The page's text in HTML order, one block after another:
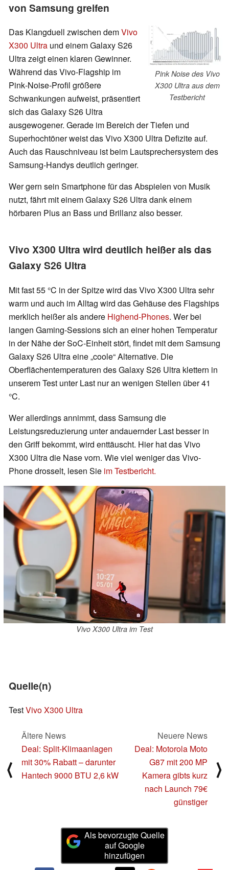
von Samsung greifen
Pink Noise des Vivo
X300 Ultra aus dem
Testbericht
Das Klangduell zwischen demVivo
X300 Ultra und einem Galaxy S26
Ultra zeigt einen klaren Gewinner.
Während das Vivo-Flagship im
Pink‑Noise‑Profil größere
Schwankungen aufweist, präsentiert
sich das Galaxy S26 Ultra
ausgewogener. Gerade im Bereich der Tiefen und
Superhochtöner weist das Vivo X300 Ultra Defizite auf.
Auch das Rauschniveau ist beim Lautsprechersystem des
Samsung-Handys deutlich geringer.
Wer gern sein Smartphone für das Abspielen von Musik
nutzt, fährt mit einem Galaxy S26 Ultra dank einem
hörbaren Plus an Bass und Brillanz also besser.
Vivo X300 Ultra wird deutlich heißer als das
Galaxy S26 Ultra
Mit fast 55 °C in der Spitze wird das Vivo X300 Ultra sehr
warm und auch im Alltag wird das Gehäuse des Flagships
merklich heißer als andere Highend-Phones. Wer bei
langen Gaming-Sessions sich an einer hohen Temperatur
in der Nähe der SoC-Einheit stört, findet mit dem Samsung
Galaxy S26 Ultra eine „coole“ Alternative. Die
Oberflächentemperaturen des Galaxy S26 Ultra klettern in
unserem Test unter Last nur an wenigen Stellen über 41
°C.
Wer allerdings annimmt, dass Samsung die
Leistungsreduzierung unter andauernder Last besser in
den Griff bekommt, wird enttäuscht. Hier hat das Vivo
X300 Ultra die Nase vorn. Wie viel weniger das Vivo-
Phone drosselt, lesen Sie im Testbericht.
Vivo X300 Ultra im Test
Quelle(n)
TestVivo X300 Ultra
⟨
Ältere News
Deal: Split-Klimaanlagen
mit 30% Rabatt – darunter
Hantech 9000 BTU 2,6 kW
Neuere News
Deal: Motorola Moto
G87 mit 200 MP
Kamera gibts kurz
nach Launch 79€
günstiger
⟩
Als bevorzugte Quelle
auf Google
hinzufügen